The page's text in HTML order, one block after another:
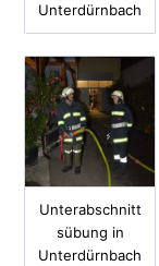
Unterdürnbach
Unterabschnitt
sübung in
Unterdürnbach